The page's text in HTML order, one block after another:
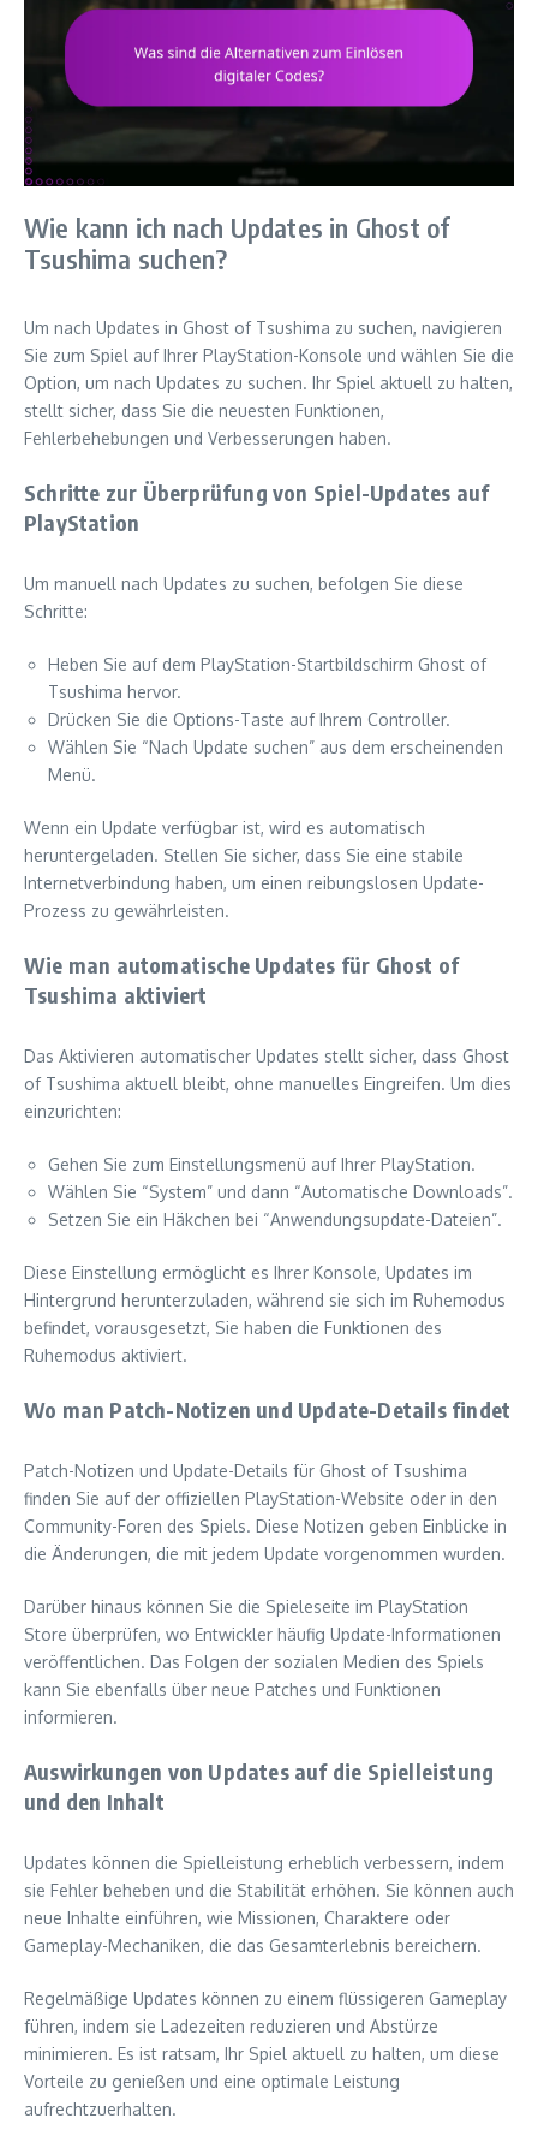
Wie kann ich nach Updates in Ghost of
Tsushima suchen?
Um nach Updates in Ghost of Tsushima zu suchen, navigieren
Sie zum Spiel auf Ihrer PlayStation-Konsole und wählen Sie die
Option, um nach Updates zu suchen. Ihr Spiel aktuell zu halten,
stellt sicher, dass Sie die neuesten Funktionen,
Fehlerbehebungen und Verbesserungen haben.
Schritte zur Überprüfung von Spiel-Updates auf
PlayStation
Um manuell nach Updates zu suchen, befolgen Sie diese
Schritte:
Heben Sie auf dem PlayStation-Startbildschirm Ghost of
Tsushima hervor.
Drücken Sie die Options-Taste auf Ihrem Controller.
Wählen Sie “Nach Update suchen” aus dem erscheinenden
Menü.
Wenn ein Update verfügbar ist, wird es automatisch
heruntergeladen. Stellen Sie sicher, dass Sie eine stabile
Internetverbindung haben, um einen reibungslosen Update-
Prozess zu gewährleisten.
Wie man automatische Updates für Ghost of
Tsushima aktiviert
Das Aktivieren automatischer Updates stellt sicher, dass Ghost
of Tsushima aktuell bleibt, ohne manuelles Eingreifen. Um dies
einzurichten:
Gehen Sie zum Einstellungsmenü auf Ihrer PlayStation.
Wählen Sie “System” und dann “Automatische Downloads”.
Setzen Sie ein Häkchen bei “Anwendungsupdate-Dateien”.
Diese Einstellung ermöglicht es Ihrer Konsole, Updates im
Hintergrund herunterzuladen, während sie sich im Ruhemodus
befindet, vorausgesetzt, Sie haben die Funktionen des
Ruhemodus aktiviert.
Wo man Patch-Notizen und Update-Details findet
Patch-Notizen und Update-Details für Ghost of Tsushima
finden Sie auf der offiziellen PlayStation-Website oder in den
Community-Foren des Spiels. Diese Notizen geben Einblicke in
die Änderungen, die mit jedem Update vorgenommen wurden.
Darüber hinaus können Sie die Spieleseite im PlayStation
Store überprüfen, wo Entwickler häufig Update-Informationen
veröffentlichen. Das Folgen der sozialen Medien des Spiels
kann Sie ebenfalls über neue Patches und Funktionen
informieren.
Auswirkungen von Updates auf die Spielleistung
und den Inhalt
Updates können die Spielleistung erheblich verbessern, indem
sie Fehler beheben und die Stabilität erhöhen. Sie können auch
neue Inhalte einführen, wie Missionen, Charaktere oder
Gameplay-Mechaniken, die das Gesamterlebnis bereichern.
Regelmäßige Updates können zu einem flüssigeren Gameplay
führen, indem sie Ladezeiten reduzieren und Abstürze
minimieren. Es ist ratsam, Ihr Spiel aktuell zu halten, um diese
Vorteile zu genießen und eine optimale Leistung
aufrechtzuerhalten.